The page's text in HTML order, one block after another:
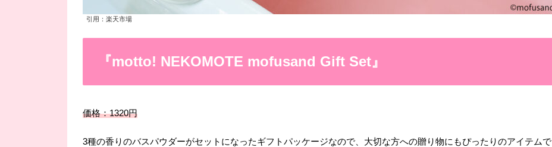
引用：楽天市場
『motto! NEKOMOTE mofusand Gift Set』
価格：1320円
3種の香りのバスパウダーがセットになったギフトパッケージなので、大切な方への贈り物にもぴったりのアイテムで